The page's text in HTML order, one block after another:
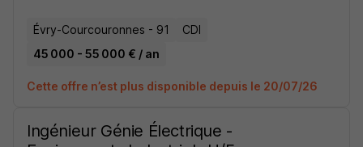
Évry-Courcouronnes - 91
CDI
45 000 - 55 000 € / an
Cette offre n’est plus disponible depuis le 20/07/26
Ingénieur Génie Électrique -